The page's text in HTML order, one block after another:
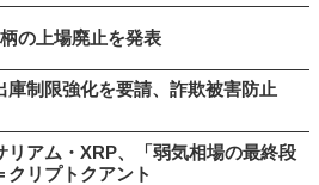
の上場廃止を発表
庫制限強化を要請、詐欺被害防止
リアム・XRP、「弱気相場の最終段
クリプトクアント